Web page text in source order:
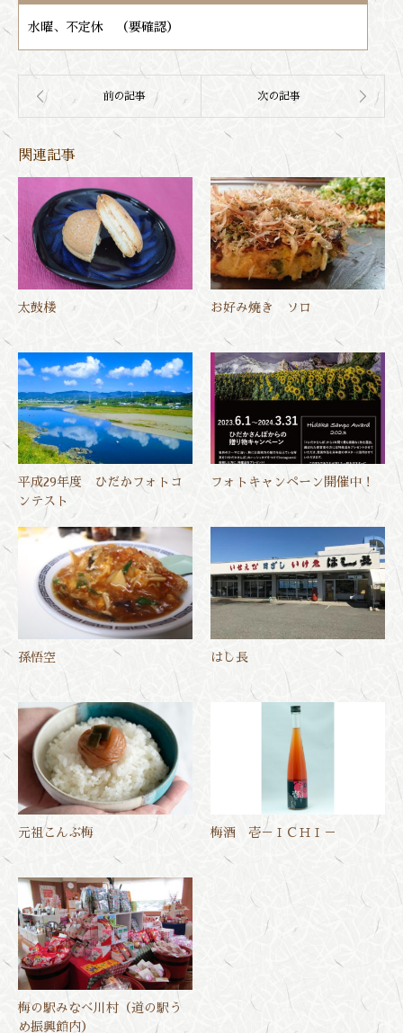
水曜、不定休 （要確認）
関連記事
太鼓楼 お好み焼き ソロ
平成29年度 ひだかフォトコ
ンテスト
フォトキャンペーン開催中！
孫悟空 はし長
元祖こんぶ梅 梅酒 壱－ＩＣＨＩ－
梅の駅みなべ川村（道の駅う
め振興館内）